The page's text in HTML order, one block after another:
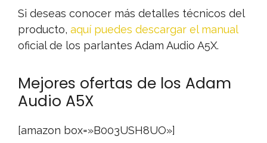
Si deseas conocer más detalles técnicos del
producto, aquí puedes descargar el manual
oficial de los parlantes Adam Audio A5X.
Mejores ofertas de los Adam
Audio A5X
[amazon box=»B003USH8UO»]